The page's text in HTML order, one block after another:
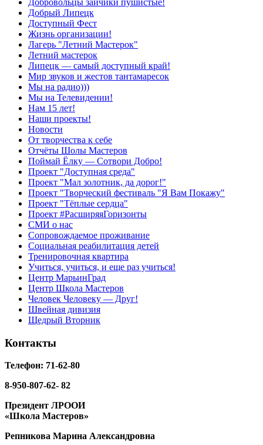
Добровольцы зайчики пушистые!
Добрый Липецк
Доступный Фест
Жизнь организации!
Лагерь "Летний Мастерок"
Летний мастерок
Липецк — самый доступный край!
Мир звуков и жестов тантамаресок
Мы на радио)))
Мы на Телевидении!
Нам 15 лет!
Наши проекты!
Новости
От творчества к себе
Отчёты Шолы Мастеров
Поймай Ёлку — Сотвори Добро!
Проект "Доступная среда"
Проект "Мал золотник, да дорог!"
Проект "Творческий фестиваль "Я Вам Покажу"
Проект "Тёплые сердца"
Проект #РасширяяГоризонты
СМИ о нас
Сопровождаемое проживание
Социальная реабилитация детей
Тренировочная квартира
Учиться, учиться, и еще раз учиться!
Центр МарьинГрад
Центр Школа Мастеров
Человек Человеку — Друг!
Швейная дивизия
Щедрый Вторник
Контакты
Телефон: 71-62-80
8-950-807-62- 82
Президент ЛРООИ
«Школа Мастеров»
Репникова Марина Александровна